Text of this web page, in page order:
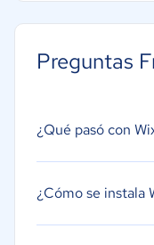
Controles o
Gestión de
Herramientas
Preguntas
¿Qué pasó con
¿Cómo se instala